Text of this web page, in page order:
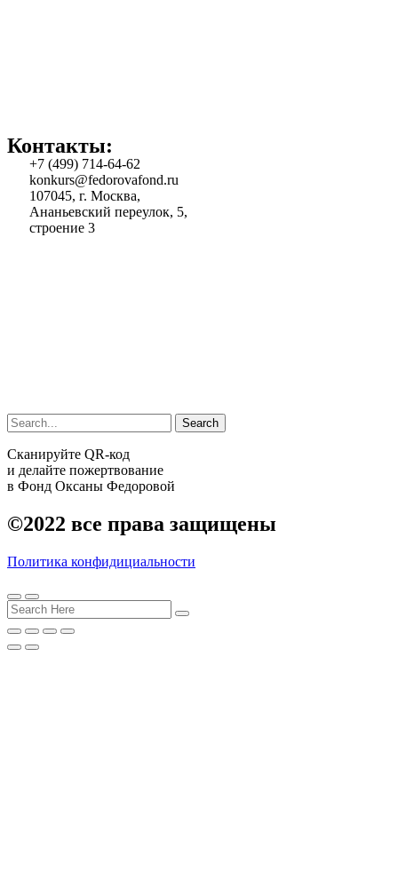
Контакты:
+7 (499) 714-64-62
konkurs@fedorovafond.ru
107045, г. Москва,
Ананьевский переулок, 5,
строение 3
Search
Сканируйте QR-код
и делайте пожертвование
в Фонд Оксаны Федоровой
©2022 все права защищены
Политика конфидициальности